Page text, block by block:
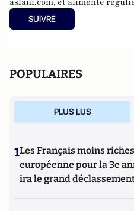
@a_amir_aslani.
SUIVRE
POPULAIRES
PLUS LUS
1Les Français moins
européenne pour la 3e
ira le grand